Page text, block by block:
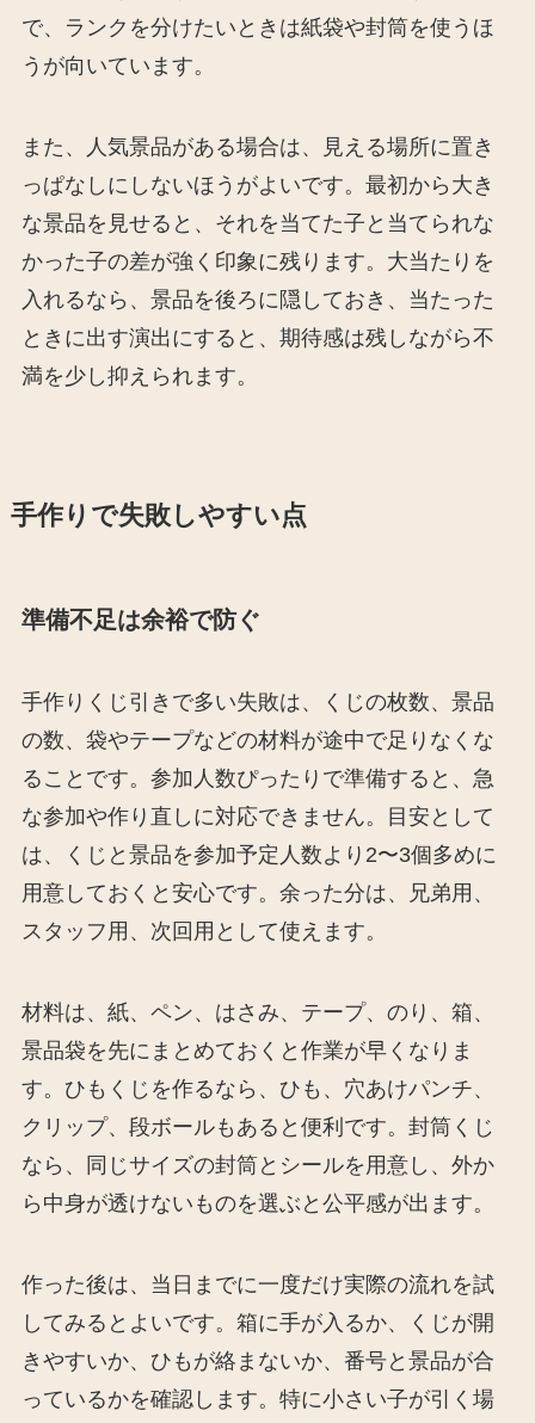
で、ランクを分けたいときは紙袋や封筒を使うほ
うが向いています。
また、人気景品がある場合は、見える場所に置き
っぱなしにしないほうがよいです。最初から大き
な景品を見せると、それを当てた子と当てられな
かった子の差が強く印象に残ります。大当たりを
入れるなら、景品を後ろに隠しておき、当たった
ときに出す演出にすると、期待感は残しながら不
満を少し抑えられます。
手作りで失敗しやすい点
準備不足は余裕で防ぐ
手作りくじ引きで多い失敗は、くじの枚数、景品
の数、袋やテープなどの材料が途中で足りなくな
ることです。参加人数ぴったりで準備すると、急
な参加や作り直しに対応できません。目安として
は、くじと景品を参加予定人数より2〜3個多めに
用意しておくと安心です。余った分は、兄弟用、
スタッフ用、次回用として使えます。
材料は、紙、ペン、はさみ、テープ、のり、箱、
景品袋を先にまとめておくと作業が早くなりま
す。ひもくじを作るなら、ひも、穴あけパンチ、
クリップ、段ボールもあると便利です。封筒くじ
なら、同じサイズの封筒とシールを用意し、外か
ら中身が透けないものを選ぶと公平感が出ます。
作った後は、当日までに一度だけ実際の流れを試
してみるとよいです。箱に手が入るか、くじが開
きやすいか、ひもが絡まないか、番号と景品が合
っているかを確認します。特に小さい子が引く場